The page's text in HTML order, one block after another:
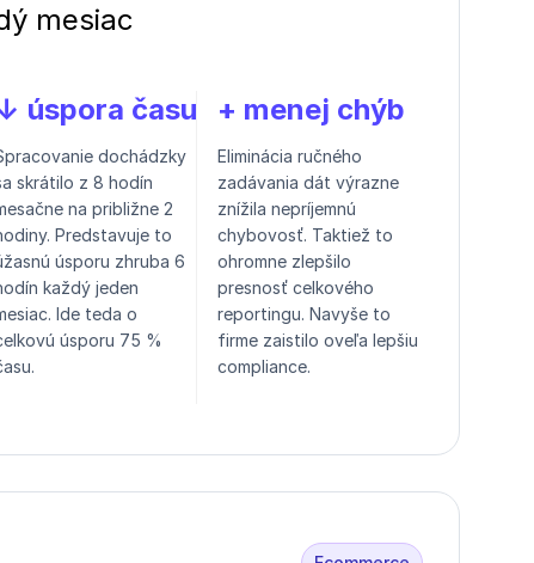
mesiac
úspora času
dochádzky
skrátilo z 8 hodín
na približne 2
Predstavuje to
úsporu zhruba 6
každý jeden
Ide teda o
úsporu 75 %
+ menej chýb
Eliminácia ručného
zadávania dát výrazne
znížila nepríjemnú
chybovosť. Taktiež to
ohromne zlepšilo
presnosť celkového
reportingu. Navyše to
firme zaistilo oveľa lepšiu
compliance.